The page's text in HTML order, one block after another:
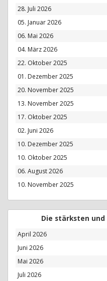
28. Juli 2026
05. Januar 2026
06. Mai 2026
04. März 2026
22. Oktober 2025
01. Dezember 2025
20. November 2025
13. November 2025
17. Oktober 2025
02. Juni 2026
10. Dezember 2025
10. Oktober 2025
06. August 2026
10. November 2025
Die stärksten
April 2026
Juni 2026
Mai 2026
Juli 2026